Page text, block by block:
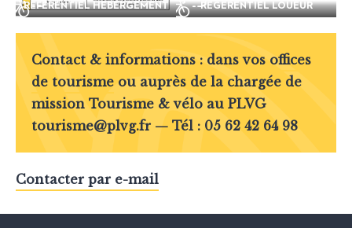
RÉFÉRENTIEL HÉBERGEMENT RÉGÉRENTIEL LOUEUR
Contact & informations : dans vos offices
de tourisme ou auprès de la chargée de
mission Tourisme & vélo au PLVG
tourisme@plvg.fr — Tél : 05 62 42 64 98
Contacter par e-mail